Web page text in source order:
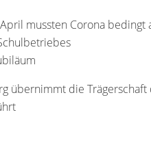
mussten Corona bedingt
übernimmt die